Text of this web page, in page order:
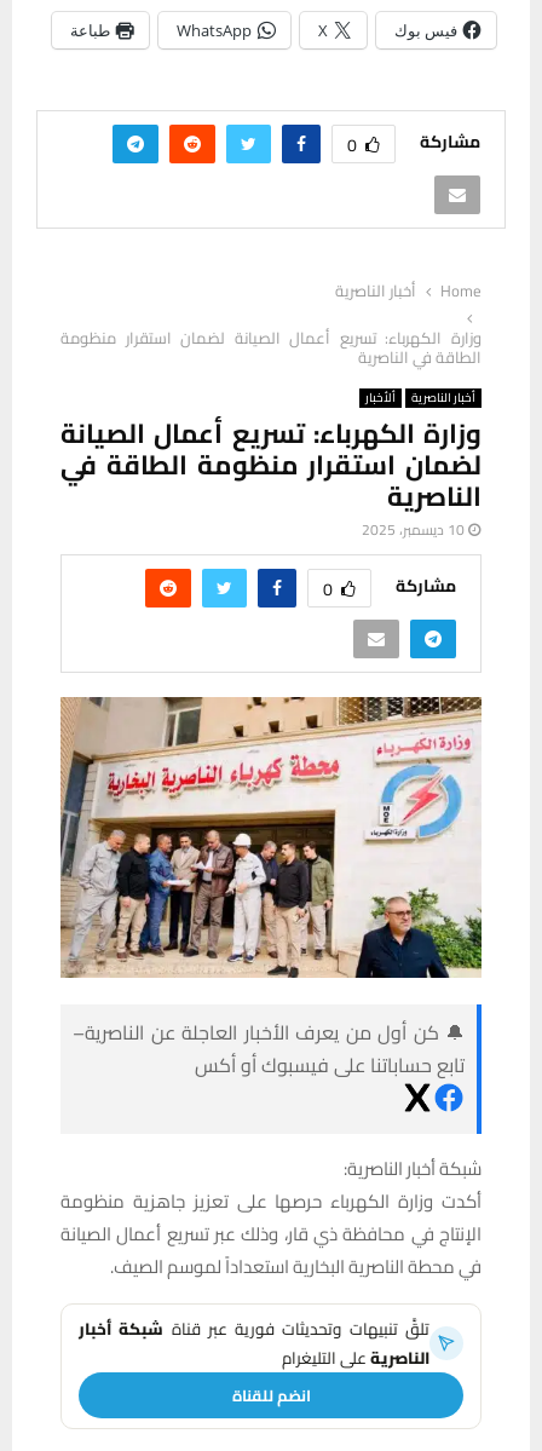
فيس بوك X
WhatsApp طباعة
مشاركة 0
Home
أخبار الناصرية
وزارة الكهرباء: تسريع أعمال الصيانة لضمان استقرار منظومة
الطاقة في الناصرية
أخبار الناصرية ألأخبار
وزارة الكهرباء: تسريع أعمال الصيانة
لضمان استقرار منظومة الطاقة في
الناصرية
10 ديسمبر، 2025
مشاركة 0
🔔 كن أول من يعرف الأخبار العاجلة عن الناصرية–
تابع حساباتنا على فيسبوك أو أكس
شبكة أخبار الناصرية:
أكدت وزارة الكهرباء حرصها على تعزيز جاهزية منظومة
الإنتاج في محافظة ذي قار، وذلك عبر تسريع أعمال الصيانة
في محطة الناصرية البخارية استعداداً لموسم الصيف.
تلقَّ تنبيهات وتحديثات فورية عبر قناة شبكة أخبار
الناصريةعلى التليغرام
انضم للقناة